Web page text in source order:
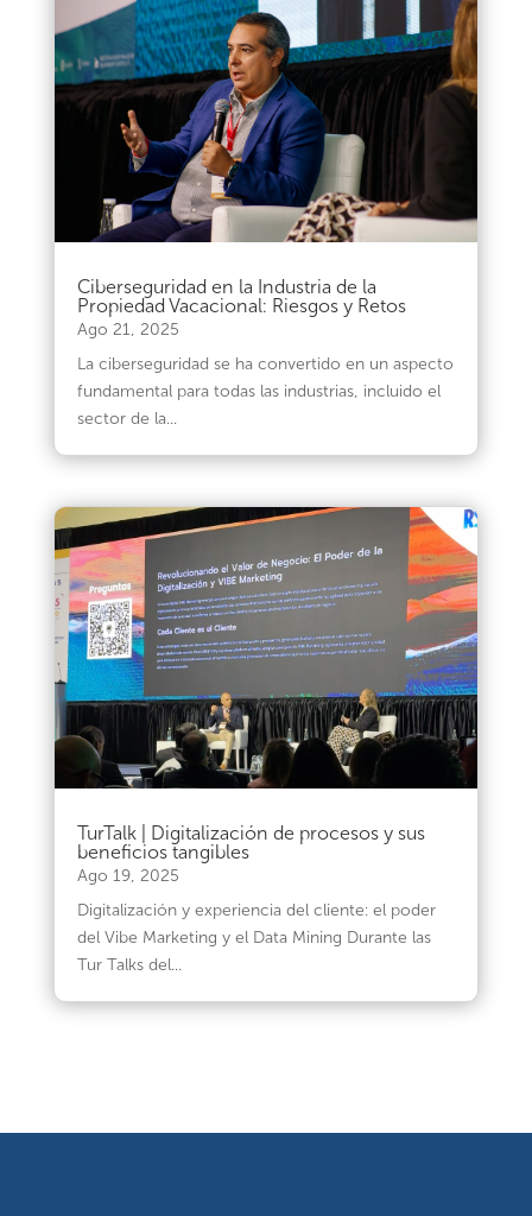
Ciberseguridad en la Industria de la
Propiedad Vacacional: Riesgos y Retos
Ago 21, 2025
La ciberseguridad se ha convertido en un aspecto
fundamental para todas las industrias, incluido el
sector de la...
TurTalk | Digitalización de procesos y sus
beneficios tangibles
Ago 19, 2025
Digitalización y experiencia del cliente: el poder
del Vibe Marketing y el Data Mining Durante las
Tur Talks del...